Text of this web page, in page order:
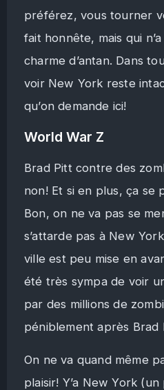
préférez, vous tourner
fait honnête, mais qui
charme d’antan. Dans
voir New York reste
qu’on demande ici!
World War Z
Brad Pitt contre des
non! Et si en plus, ça se
Bon, on ne va pas se
s’attarde pas à New
ville est peu mise en
été très sympa de voir
par des millions de
péniblement après Brad
On ne va quand même
plaisir! Y’a New York